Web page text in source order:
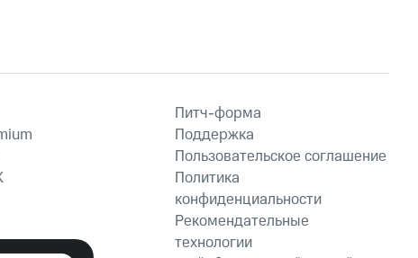
Питч-форма
Поддержка
Пользовательское соглашение
Политика
конфиденциальности
Рекомендательные
технологии